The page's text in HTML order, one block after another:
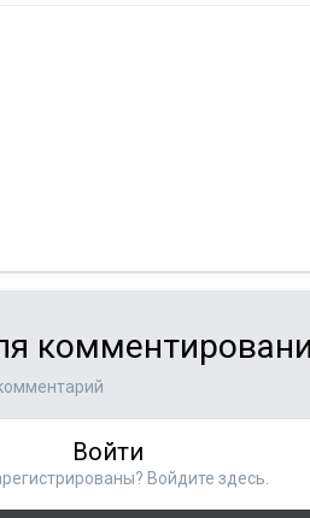
Войти
Войдите здесь.